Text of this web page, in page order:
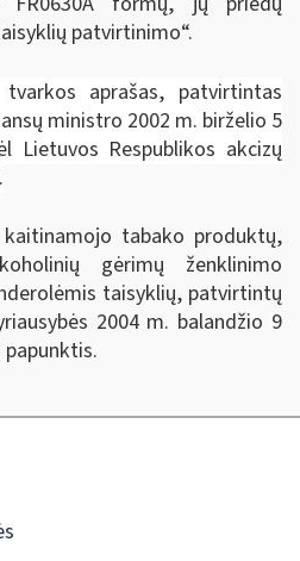
patvirtinimo“.
aprašas, patvirtintas
ministro 2002 m. birželio 5
Lietuvos Respublikos akcizų
tabako produktų,
gėrimų ženklinimo
taisyklių, patvirtintų
2004 m. balandžio 9
papunktis.